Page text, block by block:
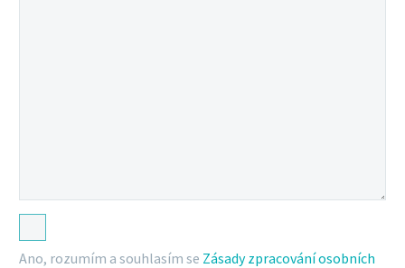
Ano, rozumím a souhlasím se Zásady zpracování osobních